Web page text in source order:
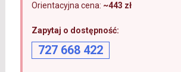
Orientacyjna cena: ~443 zł
Zapytaj o dostępność:
727 668 422